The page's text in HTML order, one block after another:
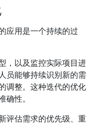
应用是一个持续的过
，以及监控实际项目进
员能够持续识别新的需
调整。这种迭代的优化
性。
评估需求的优先级、重